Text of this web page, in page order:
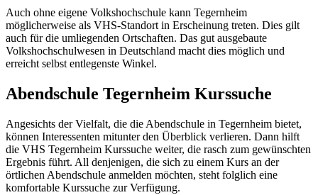
Auch ohne eigene Volkshochschule kann Tegernheim
möglicherweise als VHS-Standort in Erscheinung treten. Dies gilt
auch für die umliegenden Ortschaften. Das gut ausgebaute
Volkshochschulwesen in Deutschland macht dies möglich und
erreicht selbst entlegenste Winkel.
Abendschule Tegernheim Kurssuche
Angesichts der Vielfalt, die die Abendschule in Tegernheim bietet,
können Interessenten mitunter den Überblick verlieren. Dann hilft
die VHS Tegernheim Kurssuche weiter, die rasch zum gewünschten
Ergebnis führt. All denjenigen, die sich zu einem Kurs an der
örtlichen Abendschule anmelden möchten, steht folglich eine
komfortable Kurssuche zur Verfügung.